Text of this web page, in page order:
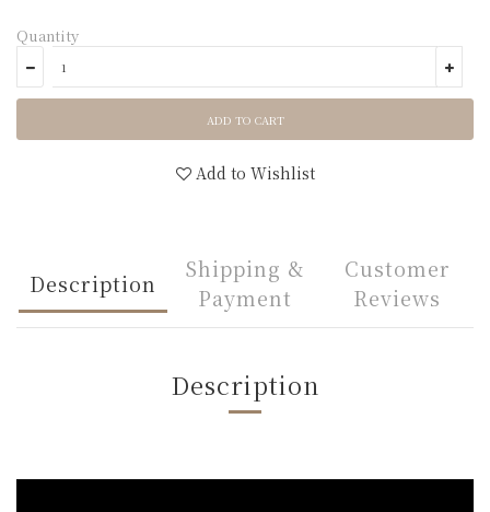
Quantity
ADD TO CART
Add to Wishlist
Description
Shipping &
Payment
Customer
Reviews
Description